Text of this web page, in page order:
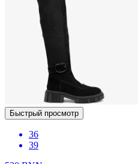
Быстрый просмотр
36
39